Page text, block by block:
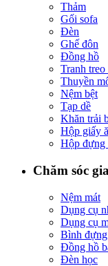
Thảm
Gối sofa
Đèn
Ghế đôn
Đồng hồ
Tranh
Thuyền
Nệm bệt
Tạp dề
Khăn trải
Hộp giấy
Hộp đựng
Chăm sóc
Nệm mát
Dụng cụ
Dụng cụ
Bình
Đồng hồ
Đèn học